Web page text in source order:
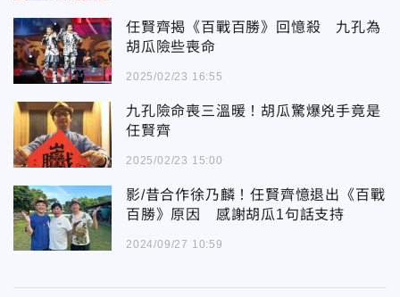
任賢齊揭《百戰百勝》回憶殺 九孔為
胡瓜險些喪命
2025/02/23 16:55
九孔險命喪三溫暖！胡瓜驚爆兇手竟是
任賢齊
2025/02/23 15:00
影/昔合作徐乃麟！任賢齊憶退出《百戰
百勝》原因 感謝胡瓜1句話支持
2024/09/27 10:59